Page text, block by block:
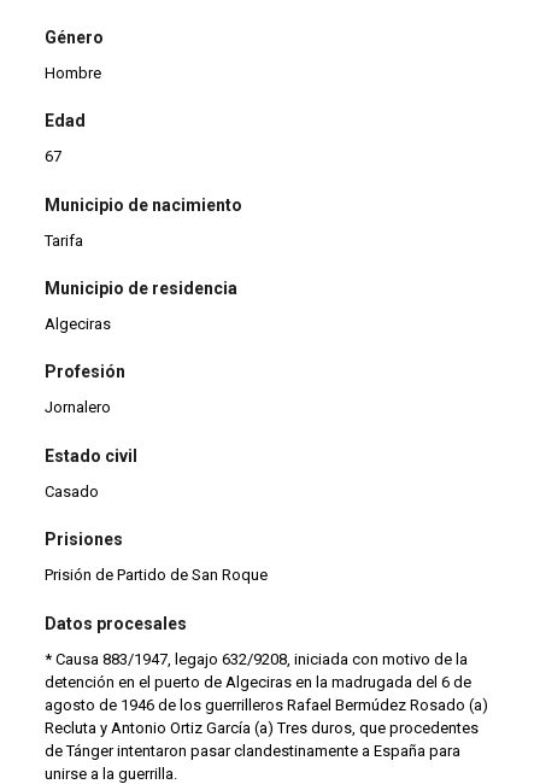
Género
Hombre
Edad
67
Municipio de nacimiento
Tarifa
Municipio de residencia
Algeciras
Profesión
Jornalero
Estado civil
Casado
Prisiones
Prisión de Partido de San Roque
Datos procesales
* Causa 883/1947, legajo 632/9208, iniciada con motivo de la
detención en el puerto de Algeciras en la madrugada del 6 de
agosto de 1946 de los guerrilleros Rafael Bermúdez Rosado (a)
Recluta y Antonio Ortiz García (a) Tres duros, que procedentes
de Tánger intentaron pasar clandestinamente a España para
unirse a la guerrilla.